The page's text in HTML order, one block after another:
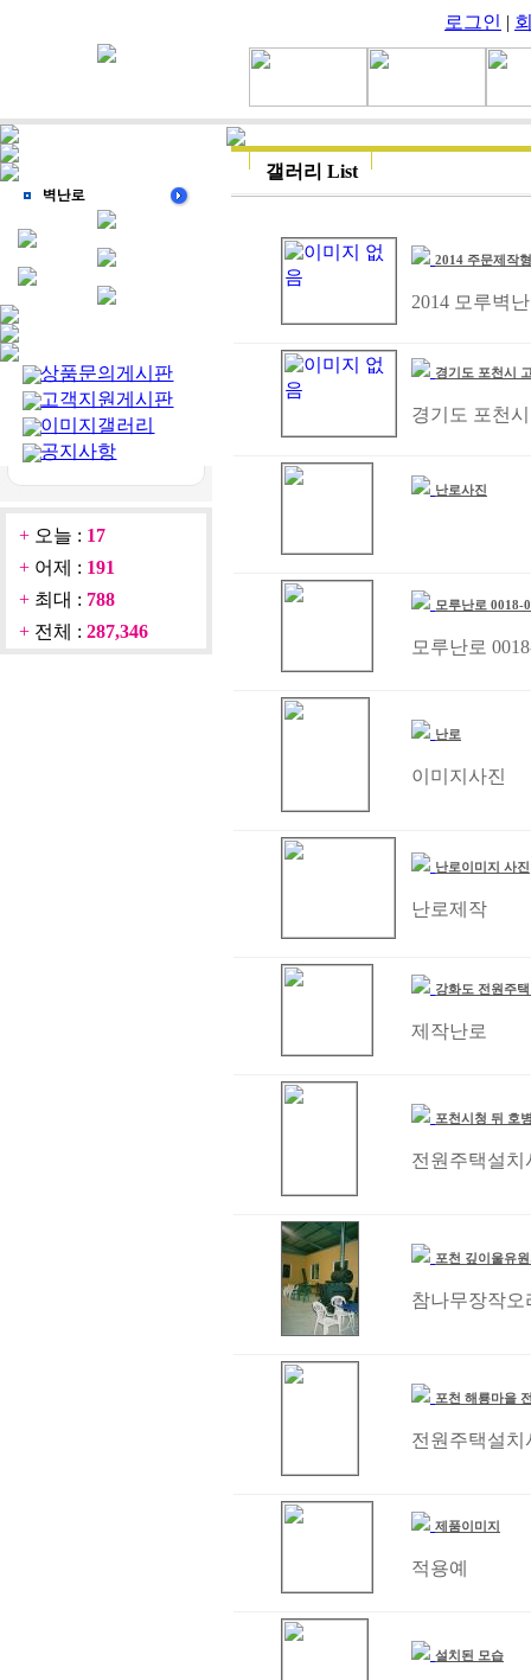
로그인 |
상품문의게시판
고객지원게시판
이미지갤러리
공지사항
+ 오늘 : 17
+ 어제 : 191
+ 최대 : 788
+ 전체 : 287,346
갤러리 List
2014 주문제작형
2014 모루벽
경기도 포천시
경기도 포천
난로사진
모루난로 0018-
모루난로
난로
이미지사진
난로이미지 사진
난로제작
강화도 전원주
제작난로
포천시청 뒤 호
전원주택설치
포천 깊이울유
참나무장작
포천 해룡마을
전원주택설치
제품이미지
적용예
설치된 모습